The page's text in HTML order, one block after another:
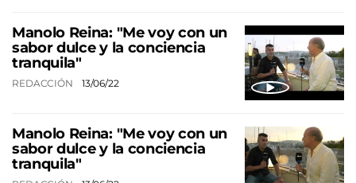
Manolo Reina: "Me voy con un
sabor dulce y la conciencia
tranquila"
REDACCIÓN 13/06/22
Manolo Reina: "Me voy con un
sabor dulce y la conciencia
tranquila"